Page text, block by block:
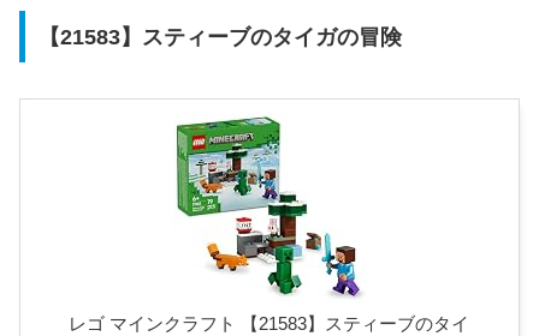
【21583】スティーブのタイガの冒険
レゴ マインクラフト 【21583】スティーブのタイ